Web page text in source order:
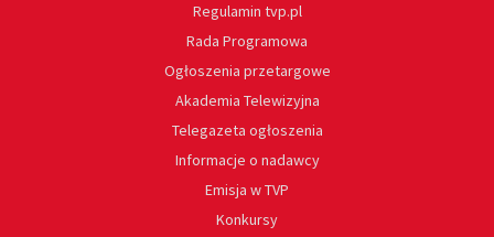
Regulamin tvp.pl
Rada Programowa
Ogłoszenia przetargowe
Akademia Telewizyjna
Telegazeta ogłoszenia
Informacje o nadawcy
Emisja w TVP
Konkursy